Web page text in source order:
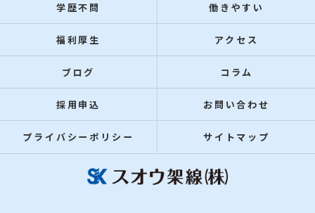
学歴不問 働きやすい
福利厚生 アクセス
ブログ コラム
採用申込 お問い合わせ
プライバシーポリシー サイトマップ